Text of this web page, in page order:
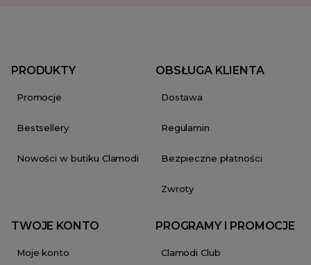
PRODUKTY
Promocje
Bestsellery
Nowości w butiku Clamodi
OBSŁUGA KLIENTA
Dostawa
Regulamin
Bezpieczne płatności
Zwroty
TWOJE KONTO
Moje konto
PROGRAMY I PROMOCJE
Clamodi Club